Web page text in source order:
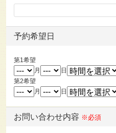
予約希望日
第1希望
月
日
第2希望
月
日
お問い合わせ内容 ※必須